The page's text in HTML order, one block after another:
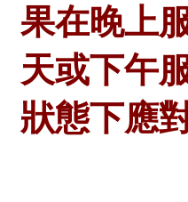
果在晚上
天或下午
狀態下應